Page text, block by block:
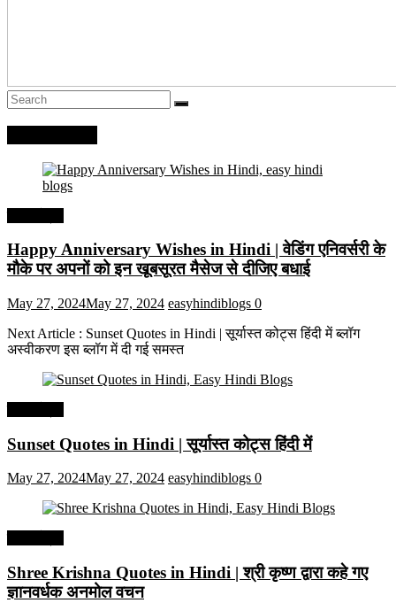
Happy Anniversary Wishes in Hindi | वेडिंग एनिवर्सरी के
मौके पर अपनों को इन खूबसूरत मैसेज से दीजिए बधाई
May 27, 2024May 27, 2024 easyhindiblogs 0
Next Article : Sunset Quotes in Hindi | सूर्यास्त कोट्स हिंदी में ब्लॉग
अस्वीकरण इस ब्लॉग में दी गई समस्त
Sunset Quotes in Hindi | सूर्यास्त कोट्स हिंदी में
May 27, 2024May 27, 2024 easyhindiblogs 0
Shree Krishna Quotes in Hindi | श्री कृष्ण द्वारा कहे गए
ज्ञानवर्धक अनमोल वचन